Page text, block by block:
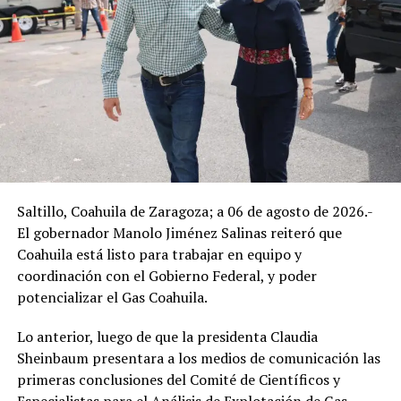
Manolo Jiménez señaló que se tiene el reto importante
de seguir trabajando por la seguridad de nuestro estado,
que es la prioridad número uno de nuestra gente
Destacó que este año se aprobó para 2026 un
presupuesto histórico en materia de seguridad, con más
de cuatro mil millones de pesos que se seguirán
fortaleciendo nuestro modelo con más prevención,
proximidad, inteligencia y fuerza.
Reconoció a todos quienes integran el Consejo de
Seguridad y Desarrollo Económico regional, así como a
y municipales, alcaldes y alcaldesas.
“Se arrancó el año mandando un mensaje muy
Saltillo, Coahuila de Zaragoza; a 06 de agosto de 2026.-
El gobernador Manolo Jiménez Salinas reiteró que
Coahuila está listo para trabajar en equipo y
coordinación con el Gobierno Federal, y poder
potencializar el Gas Coahuila.
Lo anterior, luego de que la presidenta Claudia
Sheinbaum presentara a los medios de comunicación las
primeras conclusiones del Comité de Científicos y